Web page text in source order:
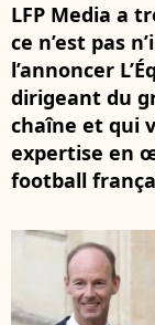
LFP Media a
ce n’est pas
l’annoncer
dirigeant du
chaîne et qui
expertise en
football